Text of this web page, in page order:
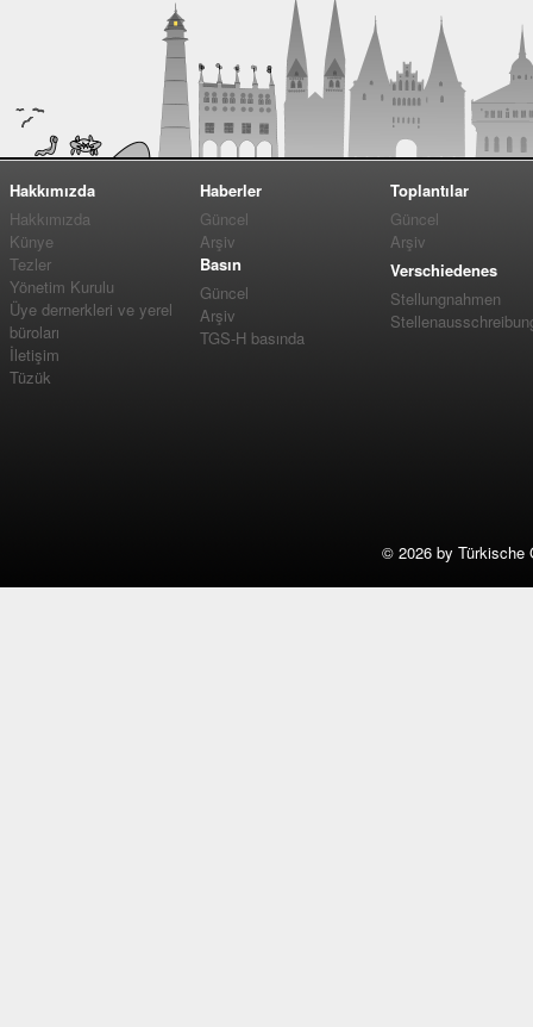
Hakkımızda
Hakkımızda
Künye
Tezler
Yönetim Kurulu
Üye dernerkleri ve yerel
büroları
İletişim
Tüzük
Haberler
Güncel
Arşiv
Basın
Güncel
Arşiv
TGS-H basında
Toplantılar
Güncel
Arşiv
Verschiedenes
Stellungnahmen
© 2026 by Türkische